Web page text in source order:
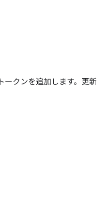
ークンを追加します。更新